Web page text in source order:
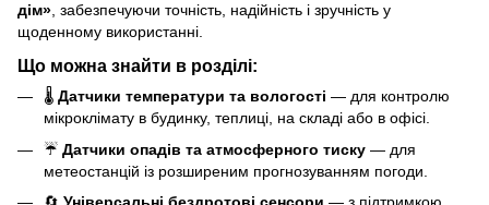
дім», забезпечуючи точність, надійність і зручність у
щоденному використанні.
Що можна знайти в розділі:
🌡 Датчики температури та вологості — для контролю
мікроклімату в будинку, теплиці, на складі або в офісі.
☔ Датчики опадів та атмосферного тиску — для
метеостанцій із розширеним прогнозуванням погоди.